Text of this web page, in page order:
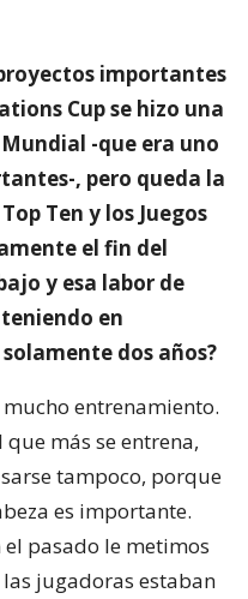
importantes
Cup se hizo una
-que era uno
, pero queda la
Ten y los Juegos
el fin del
y esa labor de
en
dos años?
entrenamiento.
más se entrena,
tampoco, porque
es importante.
pasado le metimos
jugadoras estaban